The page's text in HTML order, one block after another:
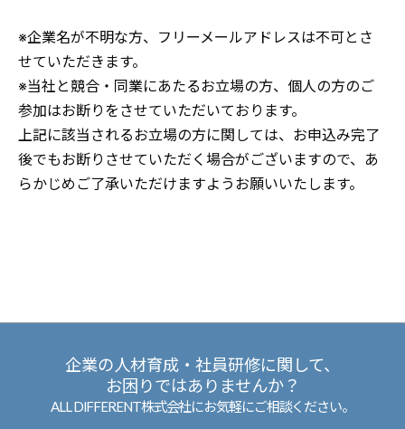
※企業名が不明な方、フリーメールアドレスは不可とさ
せていただきます。
※当社と競合・同業にあたるお立場の方、個人の方のご
参加はお断りをさせていただいております。
上記に該当されるお立場の方に関しては、お申込み完了
後でもお断りさせていただく場合がございますので、あ
らかじめご了承いただけますようお願いいたします。
企業の人材育成・社員研修に関して、
お困りではありませんか？
ALL DIFFERENT株式会社にお気軽にご相談ください。